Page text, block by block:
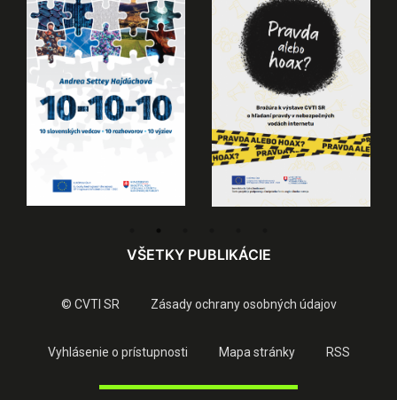
VŠETKY PUBLIKÁCIE
© CVTI SR Zásady ochrany osobných údajov
Vyhlásenie o prístupnosti Mapa stránky RSS